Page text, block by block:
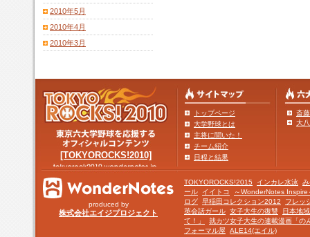
2010年5月
2010年4月
2010年3月
[TOKYOROCKS!2010]
トップページ
大学野球とは
主将に聞いた！
チーム紹介
日程と結果
斎
大
produced by
株式会社エイジプロジェクト
TOKYOROCKS!2015 インカレ水泳
ール
イイトコ
～WonderNotes Inspire
ログ 早稲田コレクション2012
フレッ
英会話ガール 女子大生の復讐
日本地
て！」
就カツ女子大生の連載漫画「の
フォーマル屋
ALE14(エイル)